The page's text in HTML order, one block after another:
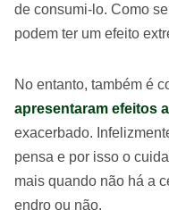
de consumi-lo. Como
podem ter um efeito
No entanto, também é
apresentaram efeitos
exacerbado.
pensa e por isso o
mais quando não há a
endro ou não.